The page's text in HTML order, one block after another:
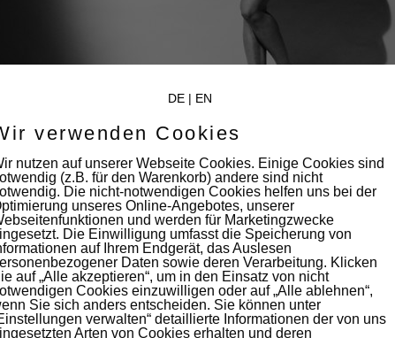
,Unkategorisiert
DE | EN
verwenden Cookies
nutzen auf unserer Webseite Cookies. Einige Cookies sind
(z.B. für den Warenkorb) andere sind nicht
Die nicht-notwendigen Cookies helfen uns bei der
unseres Online-Angebotes, unserer
und werden für Marketingzwecke
Die Einwilligung umfasst die Speicherung von
auf Ihrem Endgerät, das Auslesen
Daten sowie deren Verarbeitung. Klicken
auf „Alle akzeptieren“, um in den Einsatz von nicht
Cookies einzuwilligen oder auf „Alle ablehnen“,
Sie sich anders entscheiden. Sie können unter
verwalten“ detaillierte Informationen der von uns
Arten von Cookies erhalten und deren